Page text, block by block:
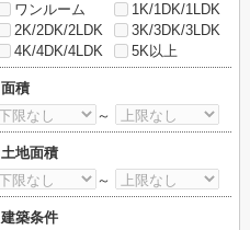
ワンルーム
1K/1DK/1LDK
2K/2DK/2LDK
3K/3DK/3LDK
4K/4DK/4LDK
5K以上
面積
～
土地面積
～
建築条件